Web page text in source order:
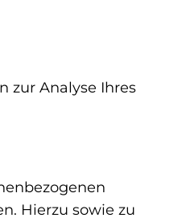
zur Analyse Ihres
Hierzu sowie zu